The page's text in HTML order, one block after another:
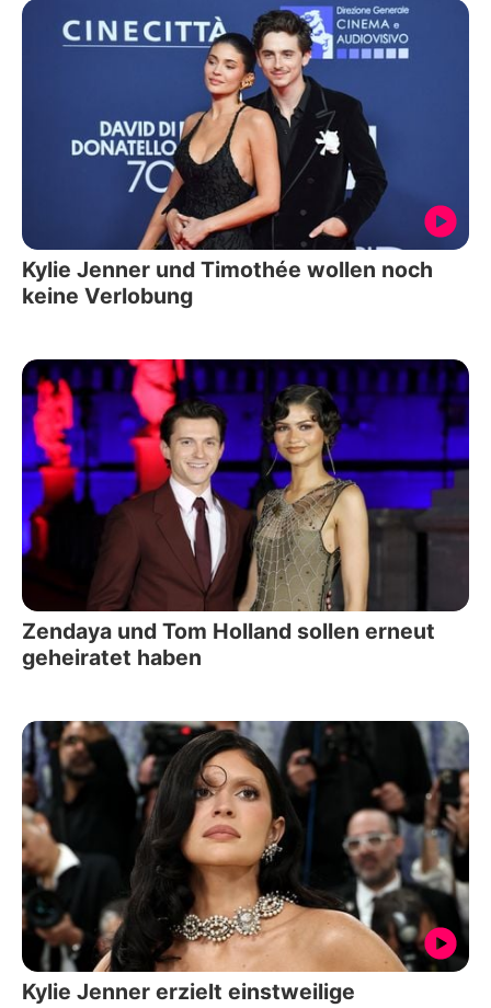
Kylie Jenner und Timothée wollen noch
keine Verlobung
Zendaya und Tom Holland sollen erneut
geheiratet haben
Kylie Jenner erzielt einstweilige